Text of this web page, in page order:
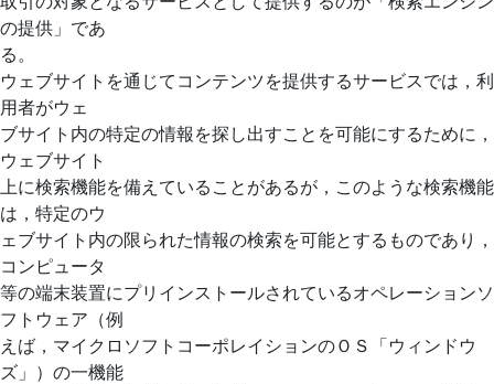
の提供」であ
る。
ウェブサイトを通じてコンテンツを提供するサービスでは，利
用者がウェ
ブサイト内の特定の情報を探し出すことを可能にするために，
ウェブサイト
上に検索機能を備えていることがあるが，このような検索機能
は，特定のウ
ェブサイト内の限られた情報の検索を可能とするものであり，
コンピュータ
等の端末装置にプリインストールされているオペレーションソ
フトウェア（例
えば，マイクロソフトコーポレイションのＯＳ「ウィンドウ
ズ」）の一機能